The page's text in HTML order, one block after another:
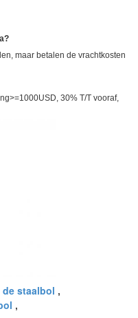
maar betalen de vrachtkosten
30% T/T vooraf,
de staalbol ,
,